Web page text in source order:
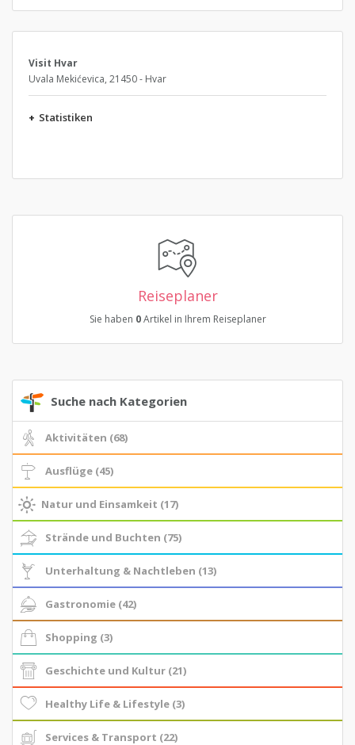
Visit Hvar
Uvala Mekićevica, 21450 - Hvar
+ Statistiken
Reiseplaner
Sie haben 0Artikel in Ihrem Reiseplaner
Suche nach Kategorien
Aktivitäten (68)
Ausflüge (45)
Natur und Einsamkeit (17)
Strände und Buchten (75)
Unterhaltung & Nachtleben (13)
Gastronomie (42)
Shopping (3)
Geschichte und Kultur (21)
Healthy Life & Lifestyle (3)
Services & Transport (22)